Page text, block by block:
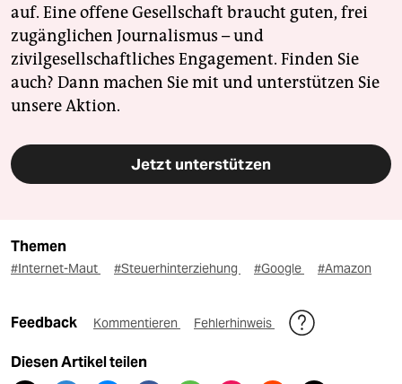
auf. Eine offene Gesellschaft braucht guten, frei
zugänglichen Journalismus – und
zivilgesellschaftliches Engagement. Finden Sie
auch? Dann machen Sie mit und unterstützen Sie
unsere Aktion.
Jetzt unterstützen
Themen
#Internet-Maut #Steuerhinterziehung #Google #Amazon
Feedback Kommentieren Fehlerhinweis
Diesen Artikel teilen